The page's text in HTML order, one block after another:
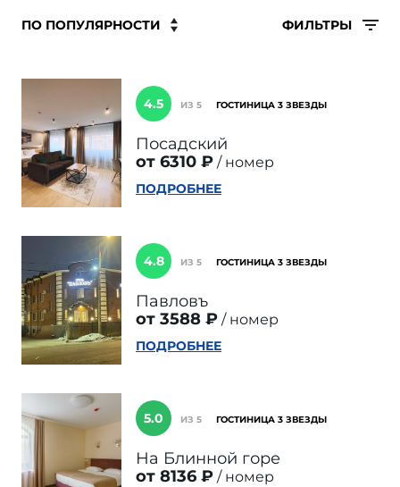
ФИЛЬТРЫ
4.5 ИЗ 5 ГОСТИНИЦА 3 ЗВЕЗДЫ
Посадский
от 6310 ₽
номер
ПОДРОБНЕЕ
4.8 ИЗ 5 ГОСТИНИЦА 3 ЗВЕЗДЫ
Павловъ
от 3588 ₽
номер
ПОДРОБНЕЕ
5.0 ИЗ 5 ГОСТИНИЦА 3 ЗВЕЗДЫ
На Блинной горе
от 8136 ₽
номер